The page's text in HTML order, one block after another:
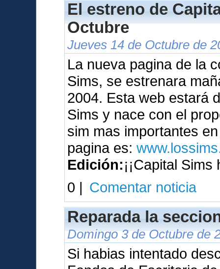
El estreno de
Octubre
Jueves 14 de Octubre de
La nueva pagina de la
Sims, se estrenara
2004. Esta web estará
Sims y nace con el
sim mas importantes
pagina es:
Edición:¡¡Capital
0 | Comentar noticia
Reparada la
Domingo 3 de Octubre de
Si habias intentado